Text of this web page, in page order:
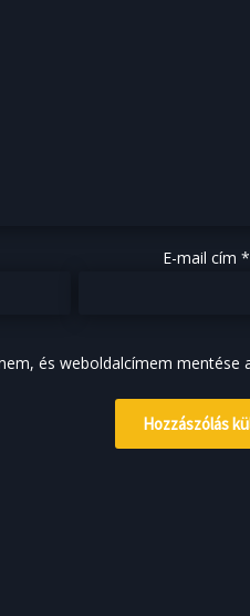
E-mail cím*
és weboldalcímem